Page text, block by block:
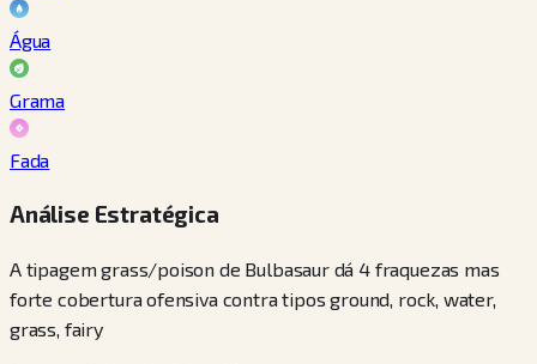
Água
Grama
Fada
Análise Estratégica
A tipagem grass/poison de Bulbasaur dá 4 fraquezas mas
forte cobertura ofensiva contra tipos ground, rock, water,
grass, fairy